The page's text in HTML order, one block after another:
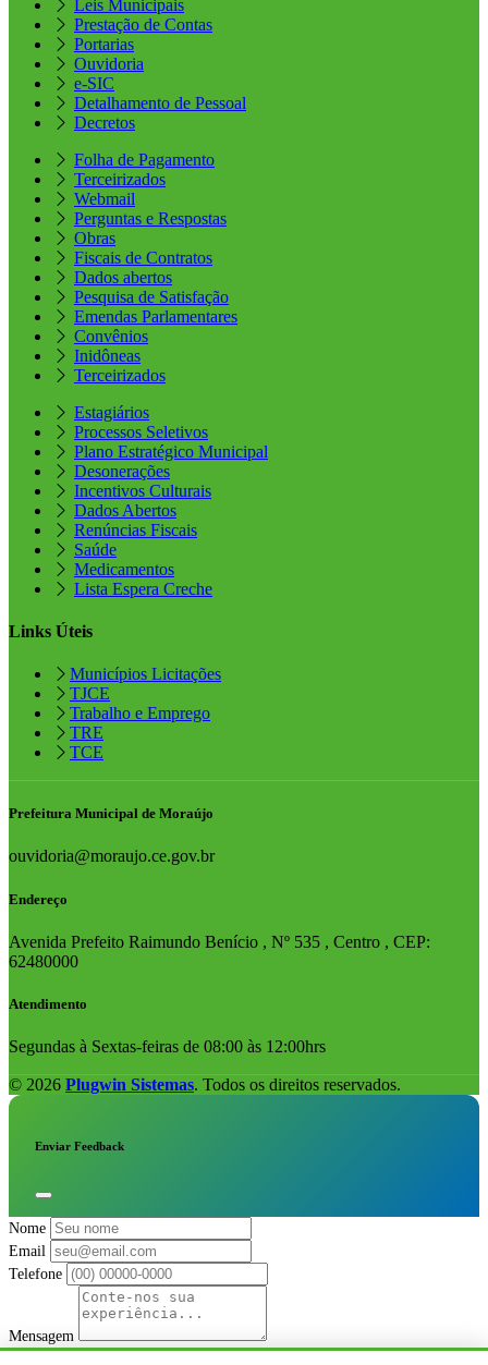
Leis Municipais
Prestação de Contas
Portarias
Ouvidoria
e-SIC
Detalhamento de Pessoal
Decretos
Folha de Pagamento
Terceirizados
Webmail
Perguntas e Respostas
Obras
Fiscais de Contratos
Dados abertos
Pesquisa de Satisfação
Emendas Parlamentares
Convênios
Inidôneas
Terceirizados
Estagiários
Processos Seletivos
Plano Estratégico Municipal
Desonerações
Incentivos Culturais
Dados Abertos
Renúncias Fiscais
Saúde
Medicamentos
Lista Espera Creche
Links Úteis
Municípios Licitações
TJCE
Trabalho e Emprego
TRE
TCE
Prefeitura Municipal de Moraújo
ouvidoria@moraujo.ce.gov.br
Endereço
Avenida Prefeito Raimundo Benício , Nº 535 , Centro , CEP:
62480000
Atendimento
Segundas à Sextas-feiras de 08:00 às 12:00hrs
© 2026 Plugwin Sistemas. Todos os direitos reservados.
Enviar Feedback
Nome
Email
Telefone
Mensagem